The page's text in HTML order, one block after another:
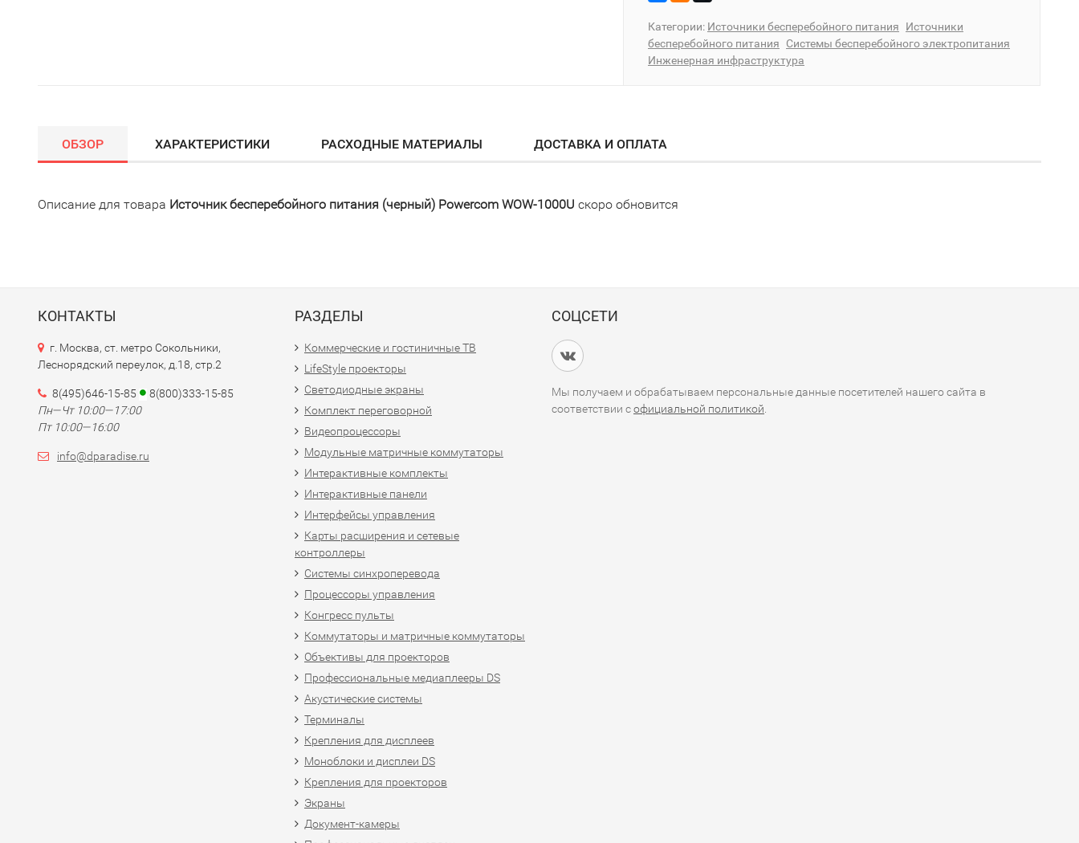
Категории: Источники бесперебойного питания
Источники
бесперебойного питания
Системы бесперебойного электропитания
Инженерная инфраструктура
ОБЗОР ХАРАКТЕРИСТИКИ РАСХОДНЫЕ МАТЕРИАЛЫ ДОСТАВКА И ОПЛАТА
Описание для товара Источник бесперебойного питания (черный) Powercom WOW-1000U скоро обновится
КОНТАКТЫ
г. Москва, ст. метро Сокольники,
Леснорядский переулок, д.18, стр.2
8(495)646-15-85
8(800)333-15-85
Пн—Чт 10:00—17:00
Пт 10:00—16:00
info@dparadise.ru
РАЗДЕЛЫ
Коммерческие и гостиничные ТВ
LifeStyle проекторы
Светодиодные экраны
Комплект переговорной
Видеопроцессоры
Модульные матричные коммутаторы
Интерактивные комплекты
Интерактивные панели
Интерфейсы управления
Карты расширения и сетевые
контроллеры
Системы синхроперевода
Процессоры управления
Конгресс пульты
Коммутаторы и матричные коммутаторы
Объективы для проекторов
Профессиональные медиаплееры DS
Акустические системы
Терминалы
Крепления для дисплеев
Моноблоки и дисплеи DS
Крепления для проекторов
Экраны
Документ-камеры
СОЦСЕТИ
Мы получаем и обрабатываем персональные данные посетителей нашего сайта в
соответствии софициальной политикой